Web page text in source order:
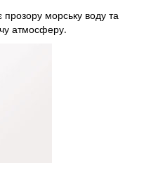
морську воду та
атмосферу.